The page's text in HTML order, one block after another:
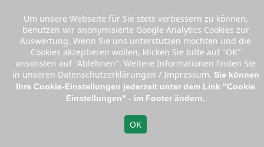
Kontakt
+49 (0)2166 3 99 99 70
Switzerland
Um unsere Webseite für Sie stets verbessern zu können,
benutzen wir anonymisierte Google Analytics Cookies zur
Auswertung. Wenn Sie uns unterstützen möchten und die
Cookies akzeptieren wollen, klicken Sie bitte auf "OK"
ansonsten auf "Ablehnen". Weitere Informationen finden Sie
in unseren Datenschutzerklärungen / Impressum. Sie können
Ihre Cookie-Einstellungen jederzeit unter dem Link "Cookie
Einstellungen" - im Footer ändern.
OK